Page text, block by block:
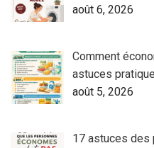
août 6, 2026
Comment
astuces
août 5, 2026
17 astuces des